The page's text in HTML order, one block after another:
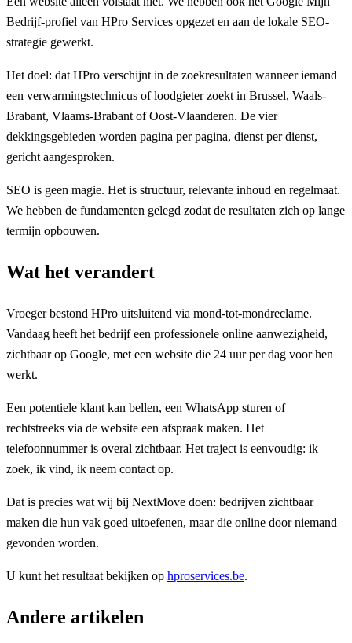
Bedrijf-profiel van HPro Services opgezet en aan de lokale SEO-
strategie gewerkt.
Het doel: dat HPro verschijnt in de zoekresultaten wanneer iemand
een verwarmingstechnicus of loodgieter zoekt in Brussel, Waals-
Brabant, Vlaams-Brabant of Oost-Vlaanderen. De vier
dekkingsgebieden worden pagina per pagina, dienst per dienst,
gericht aangesproken.
SEO is geen magie. Het is structuur, relevante inhoud en regelmaat.
We hebben de fundamenten gelegd zodat de resultaten zich op lange
termijn opbouwen.
Wat het verandert
Vroeger bestond HPro uitsluitend via mond-tot-mondreclame.
Vandaag heeft het bedrijf een professionele online aanwezigheid,
zichtbaar op Google, met een website die 24 uur per dag voor hen
werkt.
Een potentiele klant kan bellen, een WhatsApp sturen of
rechtstreeks via de website een afspraak maken. Het
telefoonnummer is overal zichtbaar. Het traject is eenvoudig: ik
zoek, ik vind, ik neem contact op.
Dat is precies wat wij bij NextMove doen: bedrijven zichtbaar
maken die hun vak goed uitoefenen, maar die online door niemand
gevonden worden.
U kunt het resultaat bekijken op hproservices.be.
Andere artikelen